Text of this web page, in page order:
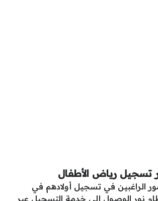
تسجيل رياض الأطفال
الراغبين في تسجيل أولادهم في
نور الوصول إلى خدمة التسجيل عبر